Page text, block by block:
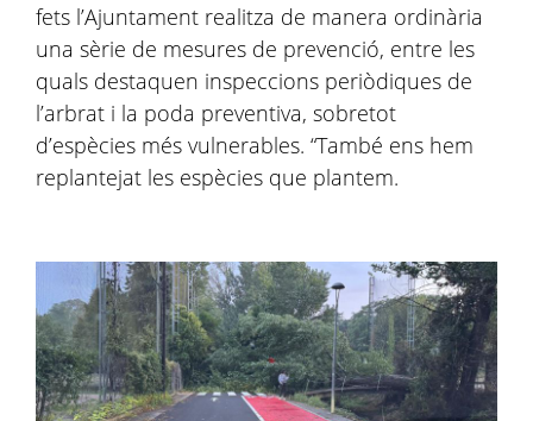
fets l’Ajuntament realitza de manera ordinària
una sèrie de mesures de prevenció, entre les
quals destaquen inspeccions periòdiques de
l’arbrat i la poda preventiva, sobretot
d’espècies més vulnerables. “També ens hem
replantejat les espècies que plantem.